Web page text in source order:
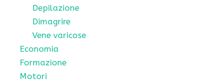
Depilazione
Dimagrire
Vene varicose
Economia
Formazione
Motori